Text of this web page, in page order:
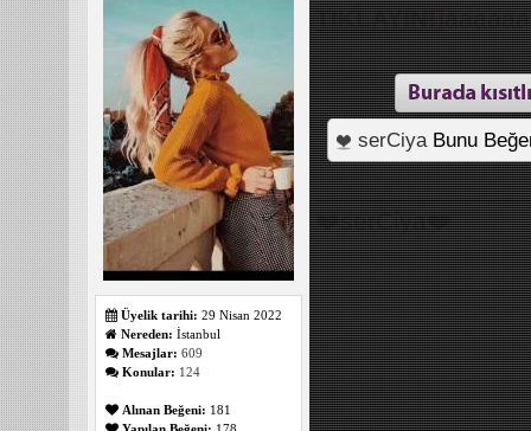
Üyelik tarihi: 29 Nisan 2022
Nereden: İstanbul
Mesajlar: 609
Konular: 124
Alınan Beğeni: 181
TIKLAYIN!]
serCiya Bunu
❤️serCiya❤️